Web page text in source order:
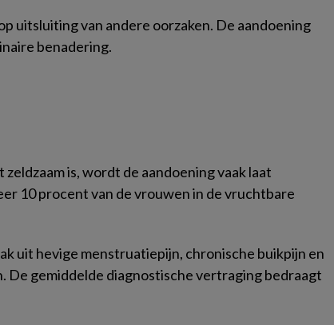
uitsluiting van andere oorzaken. De aandoening
benadering.
is, wordt de aandoening vaak laat
10 procent van de vrouwen in de vruchtbare
uit hevige menstruatiepijn, chronische buikpijn en
De gemiddelde diagnostische vertraging bedraagt